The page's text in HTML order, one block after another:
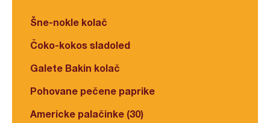
Šne-nokle kolač
Čoko-kokos sladoled
Galete Bakin kolač
Pohovane pečene paprike
Americke palačinke (30)